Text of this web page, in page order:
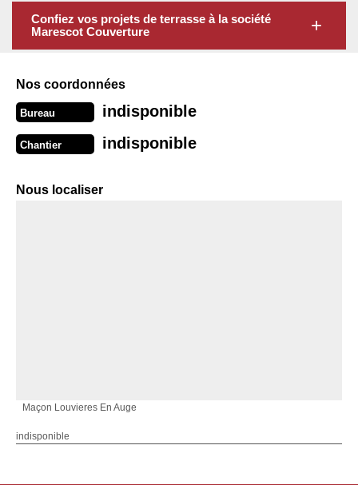
Confiez vos projets de terrasse à la société
Marescot Couverture
Nos coordonnées
Bureau indisponible
Chantier indisponible
Nous localiser
Maçon Louvieres En Auge
indisponible